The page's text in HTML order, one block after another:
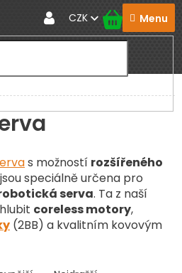
CZK
s možností rozšířeného
speciálně určena pro
serva. Ta z naší
coreless motory,
(2BB) a kvalitním kovovým